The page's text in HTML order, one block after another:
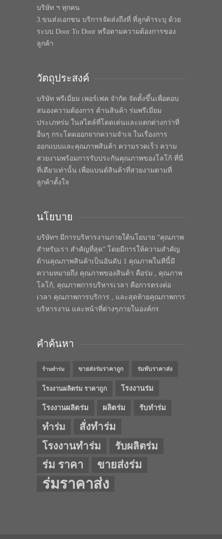
บริษัท ฯ ทุกคน
3.ขนส่งเอกชน บริการจัดส่งถึงที่ ที่ลูกค้าระบุ ด้วย
ระบบ Door To Door หรือตามความต้องการของ
ลูกค้า
วัตถุประสงค์
บริษัท พรีเมี่ยม เพอร์เฟค จำกัด จัดตั้งขึ้นเพื่อตอบ
สนองความต้องการ ด้านสินค้า ร่มพรีเมี่ยม
ประเภทร่ม ในสไตล์ที่โดดเด่นและแตกต่างกว่าที่
อื่นๆ กระโดดออกจากความจำเจ ในเรื่องการ
ออกแบบและคุณภาพสินค้า ความรวดเร็ว ความ
สวยงามพร้อมการรับประกันคุณภาพของโลโก้ ที่นี่
ที่เดียวเท่านั้น เพื่อแบนด์สินค้าที่สวยงามตามที่
ลูกค้าตั้งใจ
นโยบาย
บริษัทฯ มีการบริหารงานภายใต้นโยบาย “คุณภาพ
สำหรับเรา สำคัญที่สุด” โดยมีการให้ความสำคัญ
ด้านคุณภาพสินค้าเป็นอันดับ 1 คุณภาพในทีนี้มี
ความหมายถึง คุณภาพของสินค้า คือร่ม , คุณภาพ
โลโก้, คุณภาพการบริหารเวลา คือการตรงต่อ
เวลา คุณภาพการบริการ , และสุดท้ายคุณภาพการ
บริหารงาน และหน้าที่ต่างๆภายในองค์กร
คำค้นหา
ร้านทำร่ม ขายส่งร่มราคาถูก ร่มพับราคาส่ง
โรงงานผลิตร่ม ราคาถูก โรงงานร่ม
โรงงานผลิตร่ม ผลิตร่ม รับทำร่ม
ทำร่ม
สั่งทำร่ม
โรงงานทำร่ม
รับผลิตร่ม
ร่ม ราคา ขายส่งร่ม
ร่มราคาส่ง